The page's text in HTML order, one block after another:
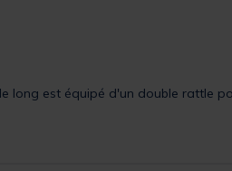
long est équipé d'un double rattle